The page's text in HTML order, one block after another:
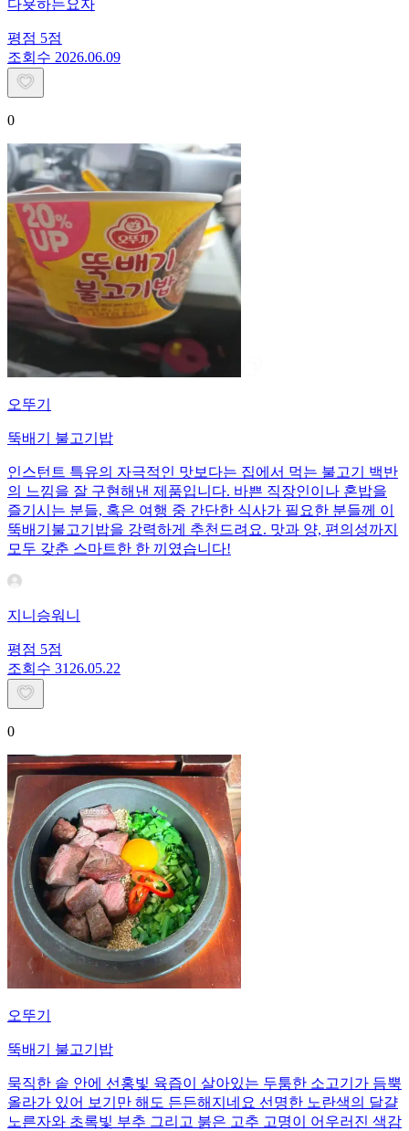
다욧하는요자
평점 5점
조회수 2026.06.09
0
오뚜기
뚝배기 불고기밥
​인스턴트 특유의 자극적인 맛보다는 집에서 먹는 불고기 백반
의 느낌을 잘 구현해낸 제품입니다. 바쁜 직장인이나 혼밥을
즐기시는 분들, 혹은 여행 중 간단한 식사가 필요한 분들께 이
뚝배기불고기밥을 강력하게 추천드려요. 맛과 양, 편의성까지
모두 갖춘 스마트한 한 끼였습니다!
지니승워니
평점 5점
조회수 31 26.05.22
0
오뚜기
뚝배기 불고기밥
묵직한 솥 안에 선홍빛 육즙이 살아있는 두툼한 소고기가 듬뿍
올라가 있어 보기만 해도 든든해지네요 선명한 노란색의 달걀
노른자와 초록빛 부추 그리고 붉은 고추 고명이 어우러진 색감